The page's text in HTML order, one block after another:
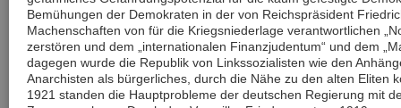
Bemühungen der Demokraten in der von Reichspräsident
Machenschaften von für die Kriegsniederlage verantwortlichen
zerstören und dem „internationalen Finanzjudentum“ und dem
dagegen wurde die Republik von Linkssozialisten wie den
Anarchisten als bürgerliches, durch die Nähe zu den alten Eliten
1921 standen die Hauptprobleme der deutschen Regierung mit